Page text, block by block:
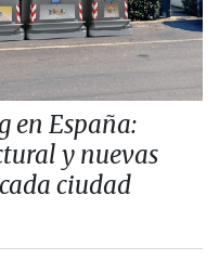
en España:
y nuevas
ciudad